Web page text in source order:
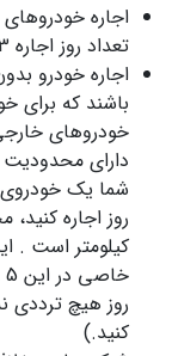
اجاره
تعداد روز اجاره 3 روز است.
اجاره خودرو
کنید.)